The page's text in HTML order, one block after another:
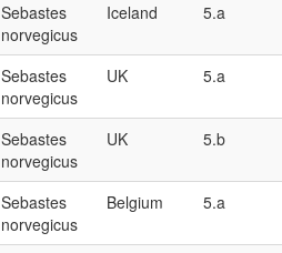
Sebastes
norvegicus
Iceland 5.a
Sebastes
norvegicus
UK 5.a
Sebastes
norvegicus
UK 5.b
Sebastes
norvegicus
Belgium 5.a